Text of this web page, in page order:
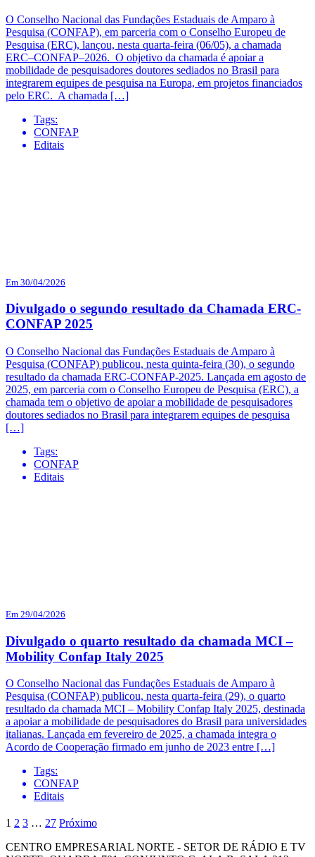
O Conselho Nacional das Fundações Estaduais de Amparo à
Pesquisa (CONFAP), em parceria com o Conselho Europeu de
Pesquisa (ERC), lançou, nesta quarta-feira (06/05), a chamada
ERC–CONFAP–2026. O objetivo da chamada é apoiar a
mobilidade de pesquisadores doutores sediados no Brasil para
integrarem equipes de pesquisa na Europa, em projetos financiados
pelo ERC. A chamada […]
Tags:
CONFAP
Editais
Em 30/04/2026
Divulgado o segundo resultado da Chamada ERC-
CONFAP 2025
O Conselho Nacional das Fundações Estaduais de Amparo à
Pesquisa (CONFAP) publicou, nesta quinta-feira (30), o segundo
resultado da chamada ERC-CONFAP-2025. Lançada em agosto de
2025, em parceria com o Conselho Europeu de Pesquisa (ERC), a
chamada tem o objetivo de apoiar a mobilidade de pesquisadores
doutores sediados no Brasil para integrarem equipes de pesquisa
[…]
Tags:
CONFAP
Editais
Em 29/04/2026
Divulgado o quarto resultado da chamada MCI –
Mobility Confap Italy 2025
O Conselho Nacional das Fundações Estaduais de Amparo à
Pesquisa (CONFAP) publicou, nesta quarta-feira (29), o quarto
resultado da chamada MCI – Mobility Confap Italy 2025, destinada
a apoiar a mobilidade de pesquisadores do Brasil para universidades
italianas. Lançada em fevereiro de 2025, a chamada integra o
Acordo de Cooperação firmado em junho de 2023 entre […]
Tags:
CONFAP
Editais
1 2 3 … 27 Próximo
CENTRO EMPRESARIAL NORTE - SETOR DE RÁDIO E TV